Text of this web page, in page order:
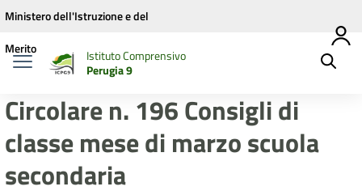
Vai ai contenuti
Vai al menu di navigazione
Vai al footer
Ministero dell'Istruzione e del
Merito
Istituto Comprensivo
Perugia 9
Circolare n. 196 Consigli di
classe mese di marzo scuola
secondaria